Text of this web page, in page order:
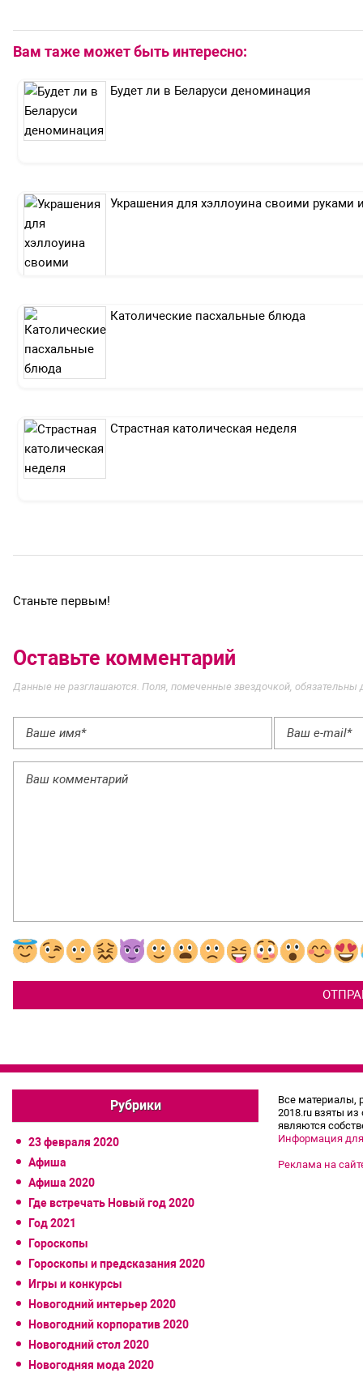
Вам таже может быть интересно:
Будет ли в Беларуси деноминация
Украшения для хэллоуина своими руками
Католические пасхальные блюда
Страстная католическая неделя
Станьте первым!
Оставьте комментарий
Данные не разглашаются. Поля, помеченные звездочкой, обязательны
Рубрики
23 февраля 2020
Афиша
Афиша 2020
Где встречать Новый год 2020
Год 2021
Гороскопы
Гороскопы и предсказания 2020
Игры и конкурсы
Новогодний интерьер 2020
Новогодний корпоратив 2020
Новогодний стол 2020
Новогодняя мода 2020
Все материалы,
2018.ru взяты
являются
Информация
Реклама на